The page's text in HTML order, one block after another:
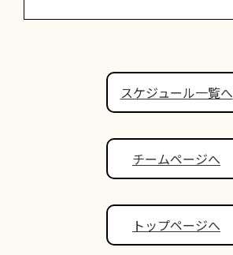
スケジュール一覧へ
チームページへ
トップページへ